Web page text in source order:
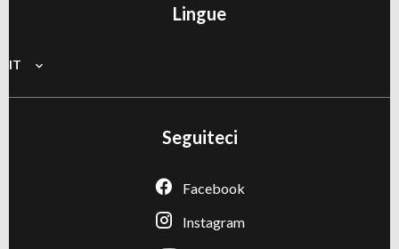
Lingue
IT
Seguiteci
Facebook
Instagram